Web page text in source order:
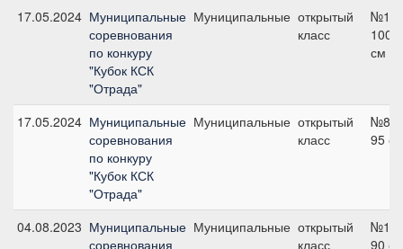
17.05.2024 Муниципальные
соревнования
по конкуру
"Кубок КСК
"Отрада"
Муниципальные открытый
класс
№12,
100
см
17.05.2024 Муниципальные
соревнования
по конкуру
"Кубок КСК
"Отрада"
Муниципальные открытый
класс
№8,
95 см
04.08.2023 Муниципальные
соревнования
Муниципальные открытый
класс
№18,
90 см